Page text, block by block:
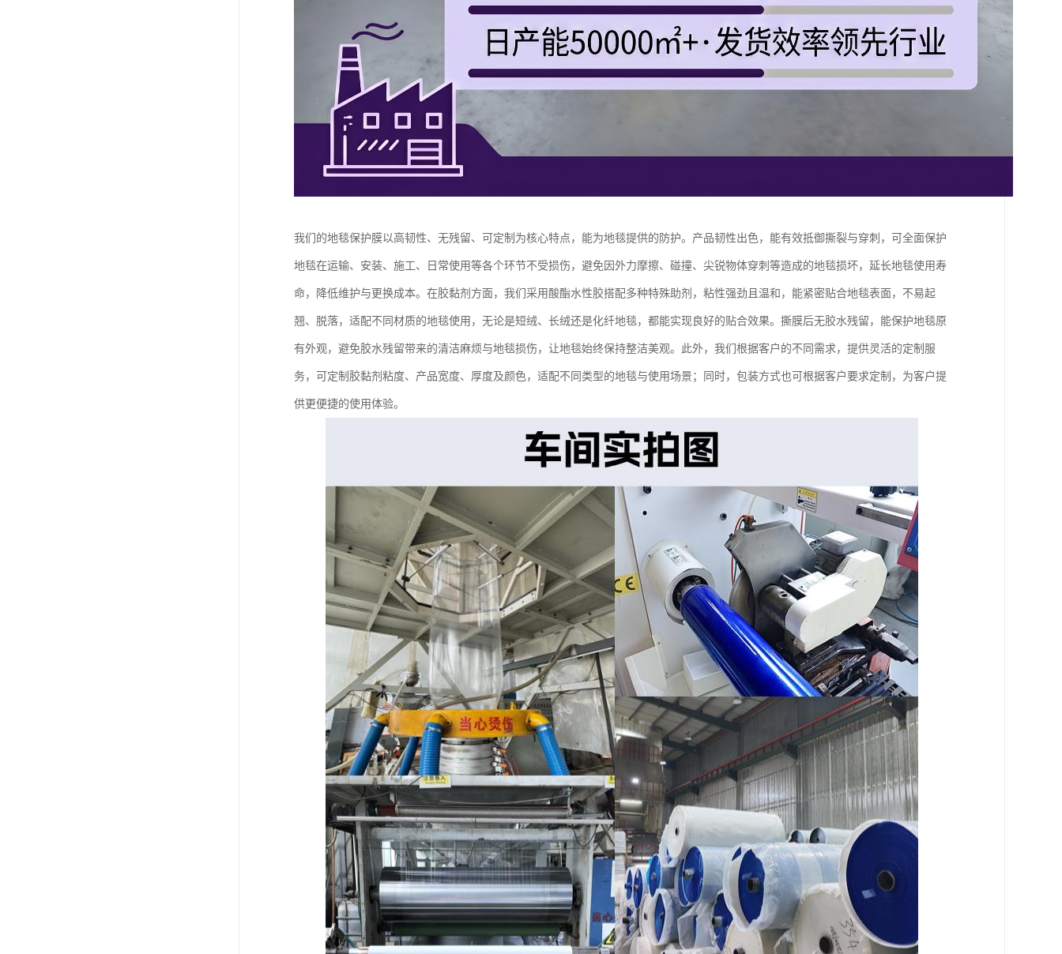
我们的地毯保护膜以高韧性、无残留、可定制为核心特点，能为地毯提供的防护。产品韧性出色，能有效抵御撕裂与穿刺，可全面保护
地毯在运输、安装、施工、日常使用等各个环节不受损伤，避免因外力摩擦、碰撞、尖锐物体穿刺等造成的地毯损坏，延长地毯使用寿
命，降低维护与更换成本。在胶黏剂方面，我们采用酸酯水性胶搭配多种特殊助剂，粘性强劲且温和，能紧密贴合地毯表面，不易起
翘、脱落，适配不同材质的地毯使用，无论是短绒、长绒还是化纤地毯，都能实现良好的贴合效果。撕膜后无胶水残留，能保护地毯原
有外观，避免胶水残留带来的清洁麻烦与地毯损伤，让地毯始终保持整洁美观。此外，我们根据客户的不同需求，提供灵活的定制服
务，可定制胶黏剂粘度、产品宽度、厚度及颜色，适配不同类型的地毯与使用场景；同时，包装方式也可根据客户要求定制，为客户提
供更便捷的使用体验。